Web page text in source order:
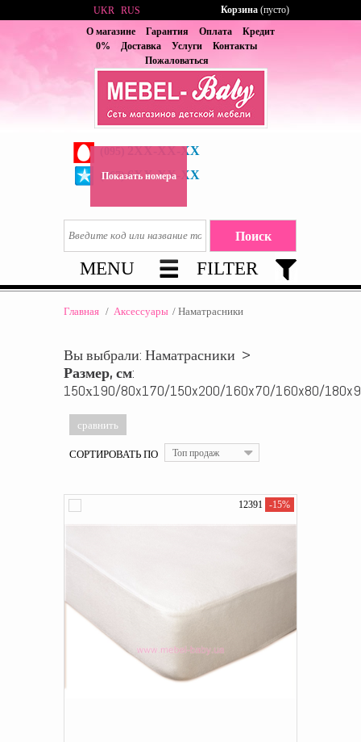
О магазине Гарантия Оплата
Кредит
0%
Доставка Услуги
Контакты
Пожаловаться
2XX-XX-XX
(067) 6XX-XX-XX
Показать номера
UKR RUS Корзина (пусто)
MENU FILTER
Главная / Аксессуары / Наматрасники
Вы выбрали: Наматрасники >
Размер, см:
150х190/80x170/150x200/160x70/160x80/
СОРТИРОВАТЬ ПО Топ продаж
12391 -15%